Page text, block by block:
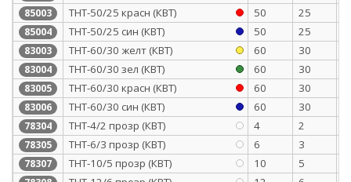
85003 ТНТ-50/25 красн (КВТ) 50 25
85004 ТНТ-50/25 син (КВТ) 50 25
83003 ТНТ-60/30 желт (КВТ) 60 30
83004 ТНТ-60/30 зел (КВТ) 60 30
83005 ТНТ-60/30 красн (КВТ) 60 30
83006 ТНТ-60/30 син (КВТ) 60 30
78304 ТНТ-4/2 прозр (КВТ) 4 2
78305 ТНТ-6/3 прозр (КВТ) 6 3
78307 ТНТ-10/5 прозр (КВТ) 10 5